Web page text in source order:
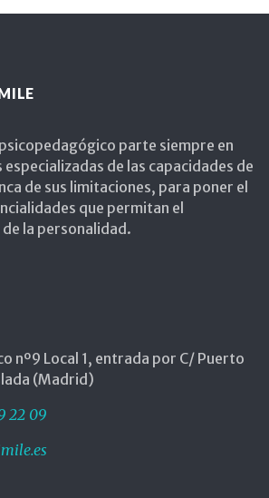
parte siempre en
de las capacidades de
de sus limitaciones, para poner el
que permitan el
la personalidad.
nº9 Local 1, entrada por C/ Puerto
(Madrid)
22 09